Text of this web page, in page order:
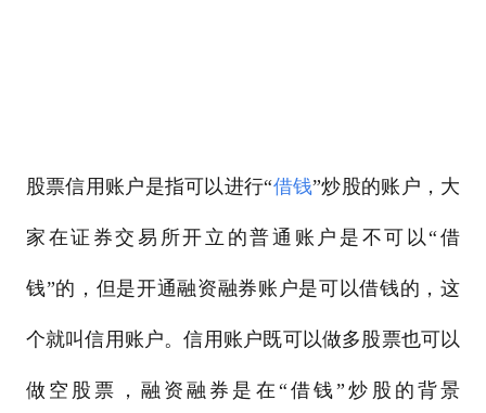
股票信用账户是指可以进行“借钱”炒股的账户，大
家在证券交易所开立的普通账户是不可以“借
钱”的，但是开通融资融券账户是可以借钱的，这
个就叫信用账户。信用账户既可以做多股票也可以
做空股票，融资融券是在“借钱”炒股的背景